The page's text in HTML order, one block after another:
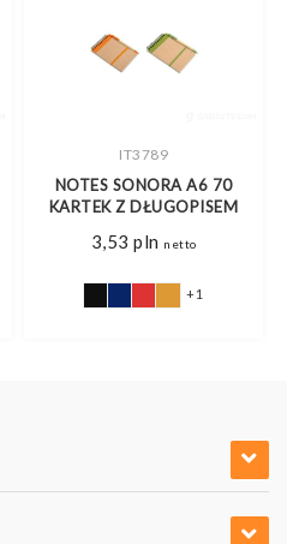
IT3789
NOTES SONORA A6 70
KARTEK Z DŁUGOPISEM
3,53 pln netto
+1